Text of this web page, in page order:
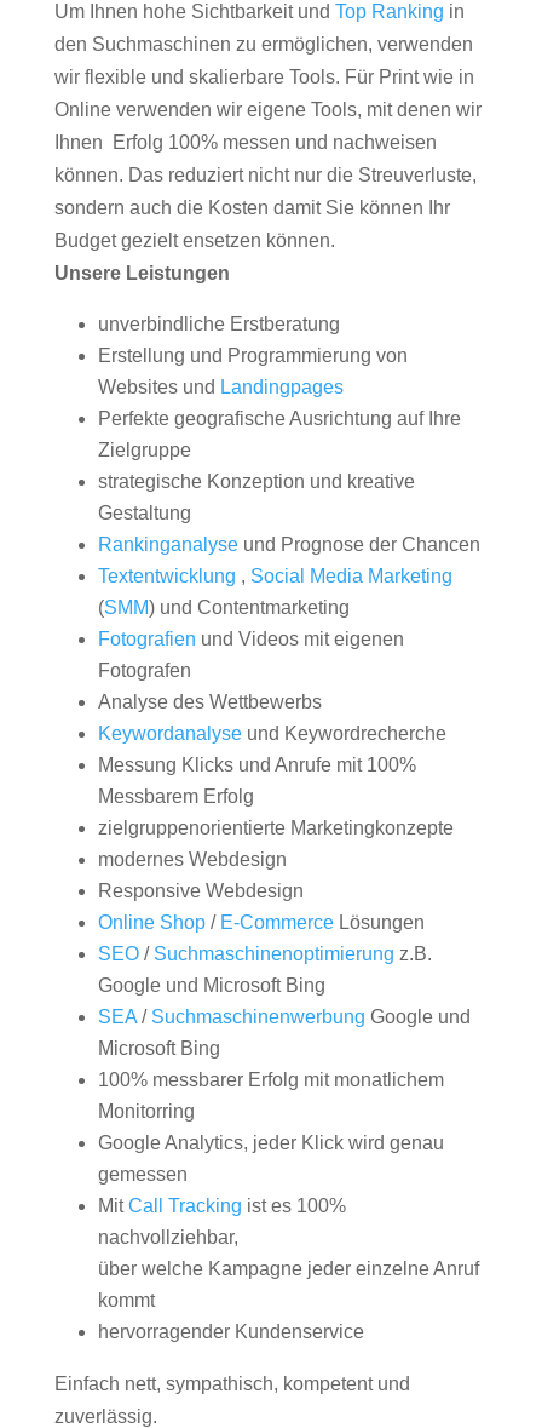
Um Ihnen hohe Sichtbarkeit und Top Ranking in
den Suchmaschinen zu ermöglichen, verwenden
wir flexible und skalierbare Tools. Für Print wie in
Online verwenden wir eigene Tools, mit denen wir
Ihnen Erfolg 100% messen und nachweisen
können. Das reduziert nicht nur die Streuverluste,
sondern auch die Kosten damit Sie können Ihr
Budget gezielt ensetzen können.
Unsere Leistungen
unverbindliche Erstberatung
Erstellung und Programmierung von
Websites und Landingpages
Perfekte geografische Ausrichtung auf Ihre
Zielgruppe
strategische Konzeption und kreative
Gestaltung
Rankinganalyseund Prognose der Chancen
Textentwicklung , Social Media Marketing
(SMM) und Contentmarketing
Fotografien und Videos mit eigenen
Fotografen
Analyse des Wettbewerbs
Keywordanalyseund Keywordrecherche
Messung Klicks und Anrufe mit 100%
Messbarem Erfolg
zielgruppenorientierte Marketingkonzepte
modernes Webdesign
Responsive Webdesign
Online Shop/ E-CommerceLösungen
SEO/ Suchmaschinenoptimierung z.B.
Google und Microsoft Bing
SEA/ Suchmaschinenwerbung Google und
Microsoft Bing
100% messbarer Erfolg mit monatlichem
Monitorring
Google Analytics, jeder Klick wird genau
gemessen
MitCall Tracking ist es 100%
nachvollziehbar,
über welche Kampagne jeder einzelne Anruf
kommt
hervorragender Kundenservice
Einfach nett, sympathisch, kompetent und
zuverlässig.